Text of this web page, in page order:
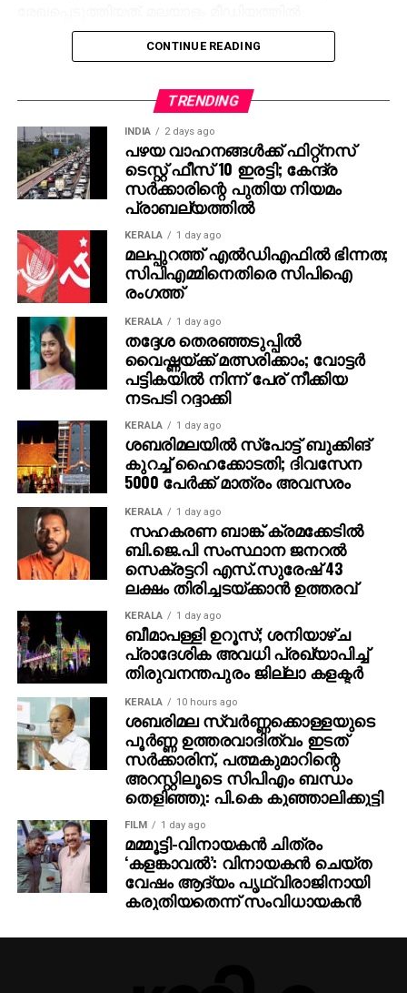
പഠിക്കുന്നവരുടെ കുറവാണ് ഈ ഇടിവിന് കാരണമെന്ന്
പരീക്ഷാഭവനിലെ ഉദ്യോഗസ്ഥര്‍ പറയുന്നു.
വിവരമനുസരിച്ച് പ്രാഥമിക ക്ലാസുകളില്‍ തന്നെ
ഇംഗ്ലീഷ്-മലയാളം മീഡിയം പ്രവേശന അനുപാതം
70:30 ആയി മാറിയിട്ടുണ്ട്. ഇംഗ്ലീഷ് കൂടുതല്‍
ഗുണമേറിയ പഠനമാധ്യമമാണെന്ന
പൊതുധാരണയാണ് ഈ മാറ്റത്തിന് പിന്നിലെന്ന് കേരള
ഇന്‍ഫ്രാസ്ട്രക്ചര്‍ ആന്‍ഡ് ടെക്‌നോളജി ഫോര്‍
എഡ്യൂക്കേഷന്‍ (കൈറ്റ്) സിഇഒ കെ. അന്‍വര്‍ സാദത്ത്
അഭിപ്രായപ്പെട്ടു. എന്നാല്‍ മീഡിയമല്ല, സ്‌കൂള്‍
നല്‍കുന്ന ഭാഷാ പരിശീലനമാണ് വിജയത്തിനുള്ള
നിര്‍ണ്ണായക ഘടകമെന്നും അദ്ദേഹം കൂട്ടിച്ചേര്‍ത്തു.
മാതൃഭാഷാ വിദ്യാഭ്യാസത്തിന്റെ പ്രാധാന്യം
അധികൃതര്‍ ചര്‍ച്ച ചെയ്യുമ്പോഴും, സമൂഹത്തിന്റെ
താല്‍പര്യം വിപരീതമാണെന്ന് സംസ്ഥാന
വിദ്യാഭ്യാസ ഗവേഷണപരിശീലന കൗണ്‍സില്‍
ഡയറക്ടര്‍ ജയപ്രകാശ് ആര്‍. കെ. ചൂണ്ടിക്കാട്ടി. ഗ്രാമ-
നഗര വ്യത്യാസം കുറഞ്ഞതും മധ്യവര്‍ഗ്ഗത്തിന്റെ
വളര്‍ച്ചയും ഈ മാറ്റത്തിന്റെ സൂചനയായെന്നും
അദ്ദേഹം പറഞ്ഞു. 2025ല്‍ SSLC എഴുതിയവര്‍ 2014-
15ല്‍ ഒന്നാം ക്ലാസില്‍ ചേര്‍ന്നവരാണെന്നും
വരാനിരിക്കുന്ന വര്‍ഷങ്ങളില്‍ മലയാളം മീഡിയം
വിദ്യാര്‍ത്ഥികളുടെ എണ്ണം കുറഞ്ഞേക്കുമെന്നും
അദ്ദേഹത്തിന്റെ വിലയിരുത്തല്‍.
മലയാളം മീഡിയത്തിലെ ഇടിവ് സംസ്ഥാന
വികസനത്തിനുതന്നെ ഭീഷണിയാകാമെന്ന് ഐക്യ
മലയാള പ്രസ്ഥാനം സംസ്ഥാന കണ്‍വീനര്‍ ആര്‍.
നന്ദകുമാര്‍ മുന്നറിയിപ്പ് നല്‍കി. മലയാളവുമായി
വിദ്യാര്‍ത്ഥികള്‍ക്ക് അടുപ്പമില്ലാത്തത്, നാട്ടിന്‍
പരിസരത്തെ ഭൂമിശാസ്ത്ര-പരിസ്ഥിതി ബോധത്തെ
തന്നെ ബാധിക്കുമെന്നാണ് അദ്ദേഹത്തിന്റെ അഭിപ്രായം.
ഇംഗ്ലീഷ് പഠിപ്പിക്കുന്നതിനെതിരെ താന്‍ അല്ലെങ്കിലും,
ആവശ്യമായ ഇടപെടലുകള്‍ ഇല്ലെങ്കില്‍ പുതിയ
സാമൂഹിക-വിദ്യാഭ്യാസ പ്രശ്‌നങ്ങള്‍
ഉയര്‍ന്നേക്കുമെന്നാണ് നന്ദകുമാര്‍ മുന്നറിയിപ്പ്
നല്‍കിയത്.
CONTINUE READING
TRENDING
INDIA 2 days ago
പഴയ വാഹനങ്ങള്‍ക്ക് ഫിറ്റ്‌നസ്
ടെസ്റ്റ് ഫീസ് 10 ഇരട്ടി; കേന്ദ്ര
സര്‍ക്കാരിന്റെ പുതിയ നിയമം
പ്രാബല്യത്തില്‍
KERALA 1 day ago
മലപ്പുറത്ത് എല്‍ഡിഎഫില്‍ ഭിന്നത;
സിപിഎമ്മിനെതിരെ സിപിഐ
രംഗത്ത്
KERALA 1 day ago
തദ്ദേശ തെരഞ്ഞടുപ്പില്‍
വൈഷ്ണയ്ക്ക് മത്സരിക്കാം; വോട്ടര്‍
പട്ടികയില്‍ നിന്ന് പേര് നീക്കിയ
നടപടി റദ്ദാക്കി
KERALA 1 day ago
ശബരിമലയില്‍ സ്‌പോട്ട് ബുക്കിങ്
കുറച്ച് ഹൈക്കോടതി; ദിവസേന
5000 പേര്‍ക്ക് മാത്രം അവസരം
KERALA 1 day ago
സഹകരണ ബാങ്ക് ക്രമക്കേടില്‍
ബി.ജെ.പി സംസ്ഥാന ജനറല്‍
സെക്രട്ടറി എസ്.സുരേഷ് 43
ലക്ഷം തിരിച്ചടയ്ക്കാന്‍ ഉത്തരവ്
KERALA 1 day ago
ബീമാപള്ളി ഉറൂസ്; ശനിയാഴ്ച
പ്രാദേശിക അവധി പ്രഖ്യാപിച്ച്
തിരുവനന്തപുരം ജില്ലാ കളക്ടര്‍
KERALA 10 hours ago
ശബരിമല സ്വര്‍ണ്ണക്കൊള്ളയുടെ
പൂര്‍ണ്ണ ഉത്തരവാദിത്വം ഇടത്
സര്‍ക്കാരിന്, പത്മകുമാറിന്റെ
അറസ്റ്റിലൂടെ സിപിഎം ബന്ധം
തെളിഞ്ഞു: പി.കെ കുഞ്ഞാലിക്കുട്ടി
FILM 1 day ago
മമ്മൂട്ടി-വിനായകന്‍ ചിത്രം
‘കളങ്കാവല്‍’: വിനായകന്‍ ചെയ്ത
വേഷം ആദ്യം പൃഥ്വിരാജിനായി
കരുതിയതെന്ന് സംവിധായകന്‍